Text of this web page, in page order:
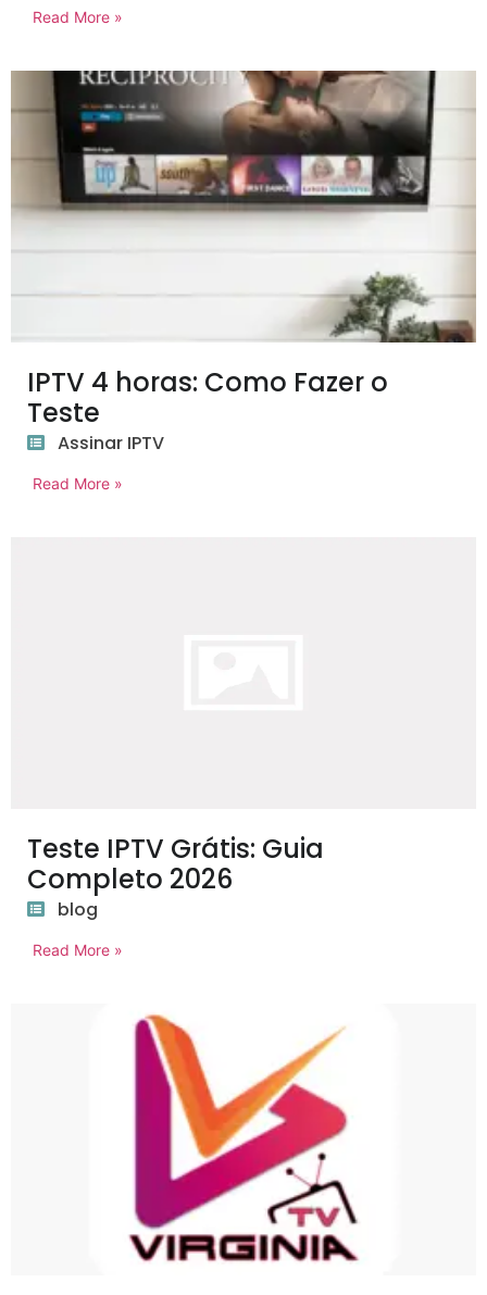
Read More »
IPTV 4 horas: Como Fazer o
Teste
Assinar IPTV
Read More »
Teste IPTV Grátis: Guia
Completo 2026
blog
Read More »